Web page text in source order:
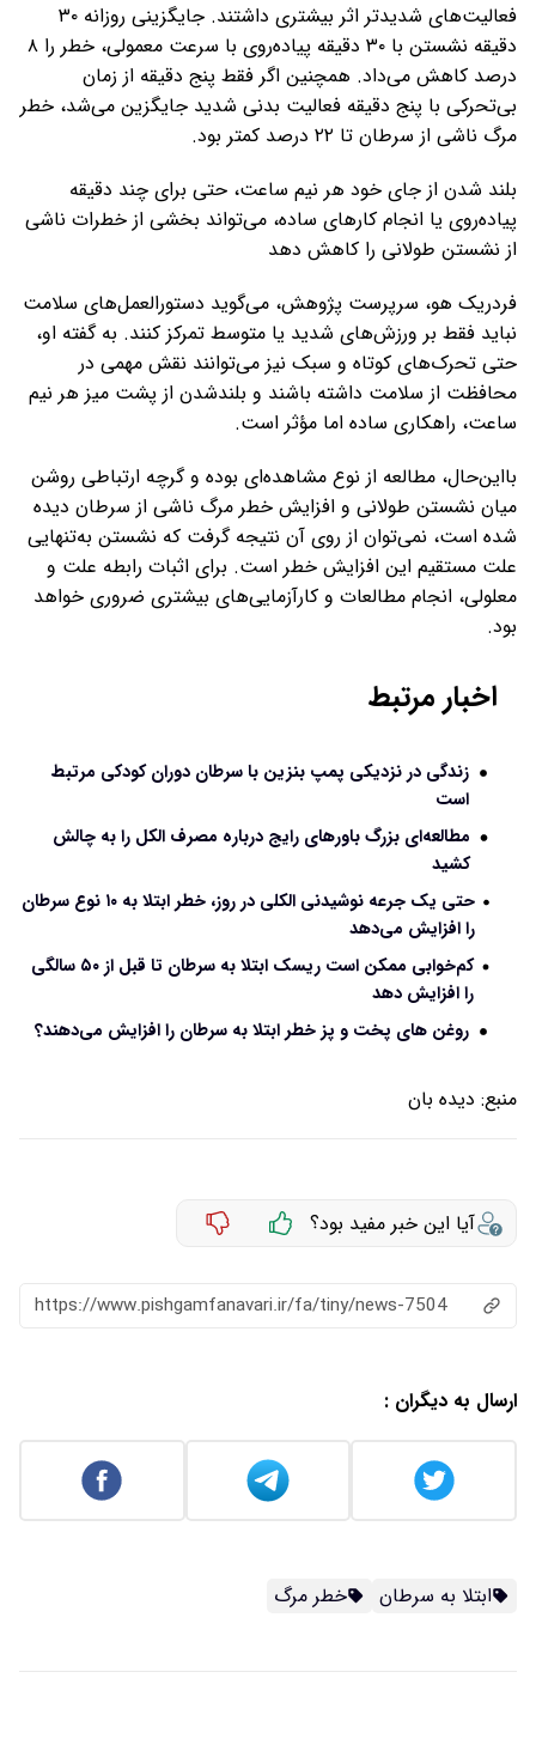
فعالیت‌های شدیدتر اثر بیشتری داشتند. جایگزینی روزانه ۳۰
دقیقه نشستن با ۳۰ دقیقه پیاده‌روی با سرعت معمولی، خطر را ۸
درصد کاهش می‌داد. همچنین اگر فقط پنج دقیقه از زمان
بی‌تحرکی با پنج دقیقه فعالیت بدنی شدید جایگزین می‌شد، خطر
مرگ ناشی از سرطان تا ۲۲ درصد کمتر بود.
بلند شدن از جای خود هر نیم ساعت، حتی برای چند دقیقه
پیاده‌روی یا انجام کارهای ساده، می‌تواند بخشی از خطرات ناشی
از نشستن طولانی را کاهش دهد
فردریک هو، سرپرست پژوهش، می‌گوید دستورالعمل‌های سلامت
نباید فقط بر ورزش‌های شدید یا متوسط تمرکز کنند. به گفته او،
حتی تحرک‌های کوتاه و سبک نیز می‌توانند نقش مهمی در
محافظت از سلامت داشته باشند و بلندشدن از پشت میز هر نیم
ساعت، راهکاری ساده اما مؤثر است.
بااین‌حال، مطالعه از نوع مشاهده‌ای بوده و گرچه ارتباطی روشن
میان نشستن طولانی و افزایش خطر مرگ ناشی از سرطان دیده
شده است، نمی‌توان از روی آن نتیجه گرفت که نشستن به‌تنهایی
علت مستقیم این افزایش خطر است. برای اثبات رابطه علت و
معلولی، انجام مطالعات و کارآزمایی‌های بیشتری ضروری خواهد
بود.
اخبار مرتبط
زندگی در نزدیکی پمپ بنزین با سرطان دوران کودکی مرتبط
است
مطالعه‌ای بزرگ باورهای رایج درباره مصرف الکل را به چالش
کشید
حتی یک جرعه نوشیدنی الکلی در روز، خطر ابتلا به ۱۰ نوع سرطان
را افزایش می‌دهد
کم‌خوابی ممکن است ریسک ابتلا به سرطان تا قبل از ۵۰ سالگی
را افزایش دهد
روغن های پخت و پز خطر ابتلا به سرطان را افزایش می‌دهند؟
منبع: دیده بان
آیا این خبر مفید بود؟
https://www.pishgamfanavari.ir/fa/tiny/news-7504
ارسال به دیگران :
ابتلا به سرطان خطر مرگ